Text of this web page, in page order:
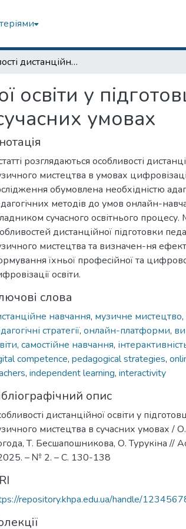
Особливості дистанційної освіти у підготовці майбутніх учителів музичного мистецтва в сучасних умовах
освіти у
умовах
розглядаються особливості
мистецтва в умовах
обумовлена необхідністю
методів до умов онлайн-
сучасного освітнього процесу.
дистанційної підготовки
мистецтва та визначен-ня
їхньої професійної та
освіти.
слова
навчання, музичне мистецтво,
стратегії, онлайн-платформи,
, самостійне навчання,
competence, pedagogical strategies,
, independent learning, interactivity
опис
дистанційної освіти у
мистецтва в сучасних умовах /
Т. Бесшапошникова, О. Турукіна //
– № 2. – С. 130-138
repository.khpa.edu.ua/handle/